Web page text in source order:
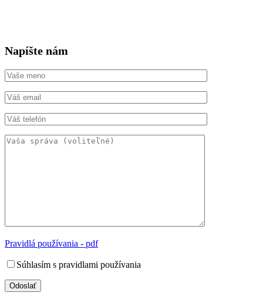
Napíšte nám
Pravidlá používania - pdf
Súhlasím s pravidlami používania